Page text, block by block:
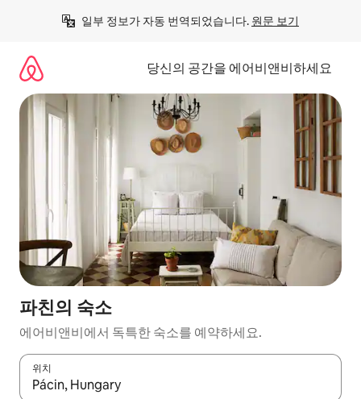
일부 정보가 자동 번역되었습니다. 원문 보기
당신의 공간을 에어비앤비하세요
파친의 숙소
에어비앤비에서 독특한 숙소를 예약하세요.
위치
결과가 나오면 위·아래 화살표 키를 사용하거나 터치 또는 스와이